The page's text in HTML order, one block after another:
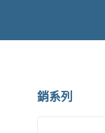
銷系列